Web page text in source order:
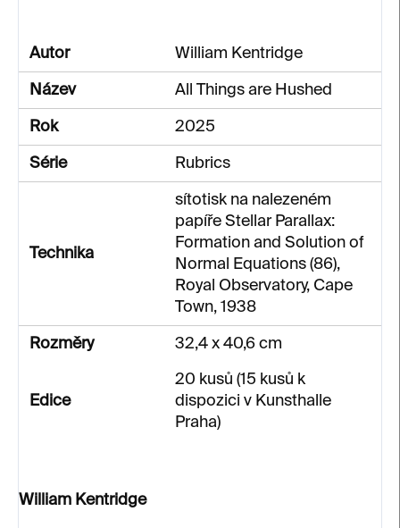
Autor William Kentridge
Název All Things are Hushed
Rok 2025
Série Rubrics
Technika
sítotisk na nalezeném
papíře Stellar Parallax:
Formation and Solution of
Normal Equations (86),
Royal Observatory, Cape
Town, 1938
Rozměry 32,4 x 40,6 cm
Edice
20 kusů (15 kusů k
dispozici v Kunsthalle
Praha)
William Kentridge